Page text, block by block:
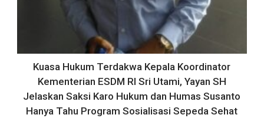
Kuasa Hukum Terdakwa Kepala Koordinator
Kementerian ESDM RI Sri Utami, Yayan SH
Jelaskan Saksi Karo Hukum dan Humas Susanto
Hanya Tahu Program Sosialisasi Sepeda Sehat